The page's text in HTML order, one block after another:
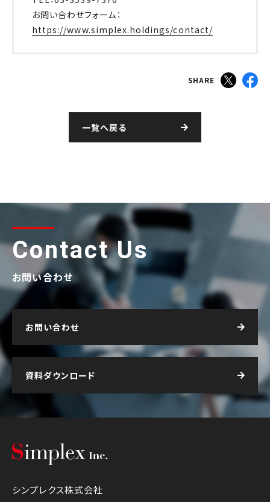
お問い合わせフォーム：
https://www.simplex.holdings/contact/
SHARE
一覧へ戻る
Contact Us
お問い合わせ
お問い合わせ
資料ダウンロード
シンプレクス株式会社